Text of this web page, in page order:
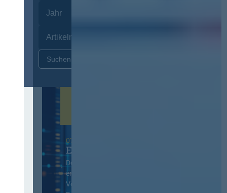
07. Oktober 2026 in Berlin
EVB-IT Thementag
Der Thementag für die
ergänzenden
Vertragsbedingungen von IT-